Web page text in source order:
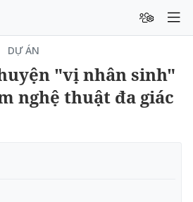
DỰ ÁN
"vị nhân sinh"
nghệ thuật đa giác